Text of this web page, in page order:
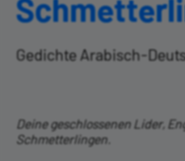
Gedichte Arabisch-
Deine geschlossenen Lider,
Schmetterlingen.